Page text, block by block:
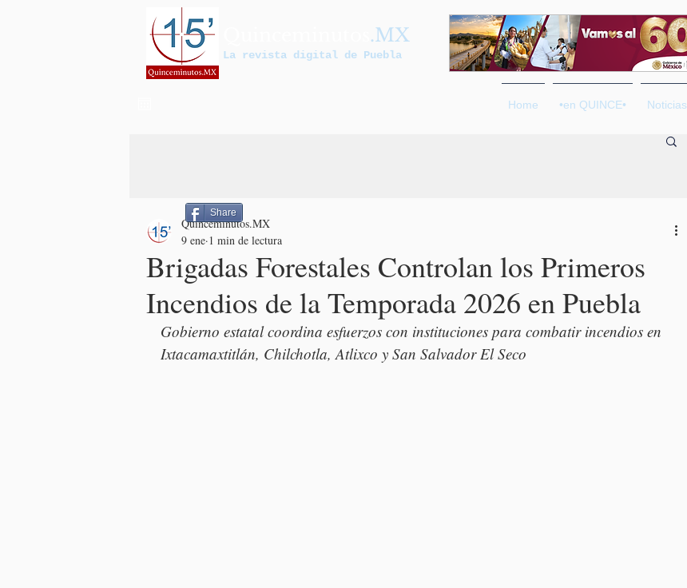
.MX
La revista digital de Puebla
Home •en QUINCE• Noticias
Brigadas Forestales Controlan los Primeros
Incendios de la Temporada 2026 en Puebla
Quinceminutos.MX
9 ene 1 min de lectura
Gobierno estatal coordina esfuerzos con instituciones para combatir incendios en
Ixtacamaxtitlán, Chilchotla, Atlixco y San Salvador El Seco
Share